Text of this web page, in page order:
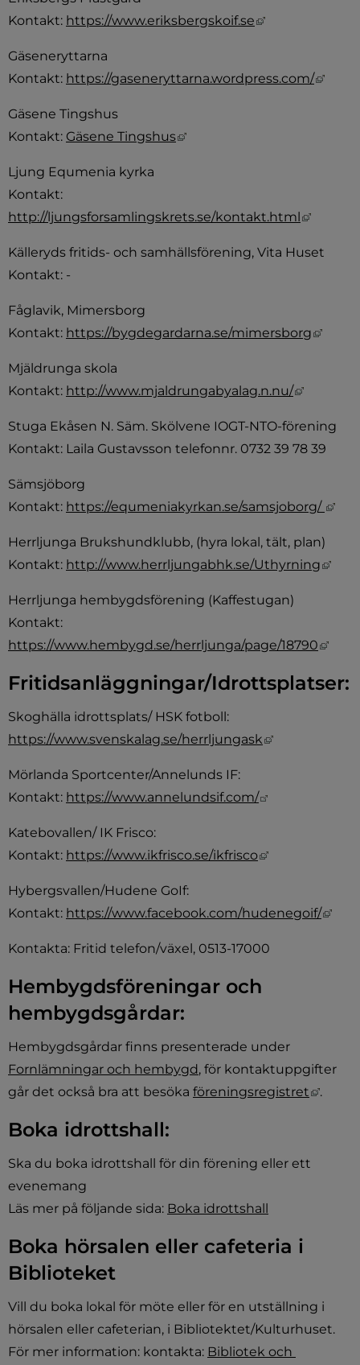
Kontakt: https://www.eriksbergskoif.se Länk till
Gäseneryttarna
Kontakt: https://gaseneryttarna.wordpress.com/ Länk
Gäsene Tingshus
Kontakt: Gäsene Tingshus Länk till annan webbplats,
Ljung Equmenia kyrka
http://ljungsforsamlingskrets.se/kontakt.html
Länk
Källeryds fritids- och samhällsförening, Vita Huset
Kontakt: -
Fåglavik, Mimersborg
Kontakt: https://bygdegardarna.se/mimersborg Länk
Mjäldrunga skola
Kontakt: http://www.mjaldrungabyalag.n.nu/ Länk till
Stuga Ekåsen N. Säm. Skölvene IOGT-NTO-förening
Kontakt: Laila Gustavsson telefonnr. 0732 39 78 39
Sämsjöborg
Kontakt: https://equmeniakyrkan.se/samsjoborg/
Herrljunga Brukshundklubb, (hyra lokal, tält, plan)
Kontakt: http://www.herrljungabhk.se/Uthyrning
Herrljunga hembygdsförening (Kaffestugan)
https://www.hembygd.se/herrljunga/page/18790
Fritidsanläggningar/Idrottsplatser:
Skoghälla idrottsplats/ HSK fotboll:
https://www.svenskalag.se/herrljungask
Länk till
Mörlanda Sportcenter/Annelunds IF:
Kontakt: https://www.annelundsif.com/
Katebovallen/ IK Frisco:
Kontakt: https://www.ikfrisco.se/ikfrisco Länk till
Hybergsvallen/Hudene GoIf:
Kontakt: https://www.facebook.com/hudenegoif/
Kontakta: Fritid telefon/växel, 0513-17000
Hembygdsföreningar och
hembygdsgårdar:
Fornlämningar och hembygd, för kontaktuppgifter
går det också bra att besöka föreningsregistret Länk
.
Boka idrottshall:
Ska du boka idrottshall för din förening eller ett
evenemang
Läs mer på följande sida: Boka idrottshall
Boka hörsalen eller cafeteria i
Biblioteket
Vill du boka lokal för möte eller för en utställning i
hörsalen eller cafeterian, i Bibliotektet/Kulturhuset.
För mer information: kontakta: Bibliotek och